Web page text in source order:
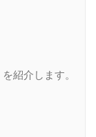
紹介します。